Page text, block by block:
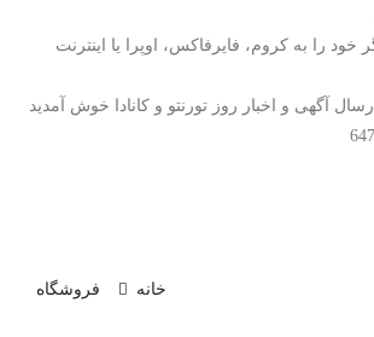
خود را به کروم، فایرفاکس، اوپرا یا اینترنت
آگهی و اخبار روز تورنتو و کانادا خوش آمدید
خانه فروشگاه